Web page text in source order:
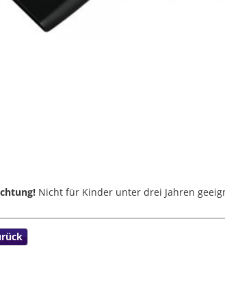
Nicht für Kinder unter drei Jahren